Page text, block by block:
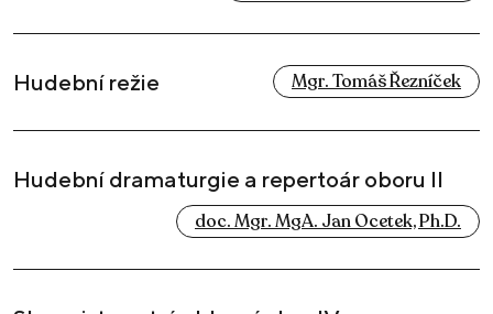
Hudební režie Mgr. Tomáš Řezníček
Hudební dramaturgie a repertoár oboru II
doc. Mgr. MgA. Jan Ocetek, Ph.D.